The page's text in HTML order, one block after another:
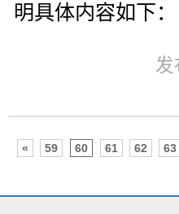
明具体内容如下：
发
« 59 60 61 62 63